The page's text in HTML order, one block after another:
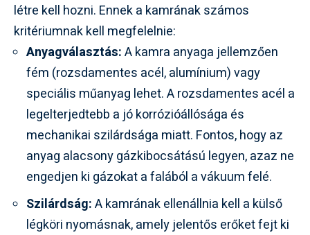
létre kell hozni. Ennek a kamrának számos
kritériumnak kell megfelelnie:
Anyagválasztás:A kamra anyaga jellemzően
fém (rozsdamentes acél, alumínium) vagy
speciális műanyag lehet. A rozsdamentes acél a
legelterjedtebb a jó korrózióállósága és
mechanikai szilárdsága miatt. Fontos, hogy az
anyag alacsony gázkibocsátású legyen, azaz ne
engedjen ki gázokat a falából a vákuum felé.
Szilárdság:A kamrának ellenállnia kell a külső
légköri nyomásnak, amely jelentős erőket fejt ki